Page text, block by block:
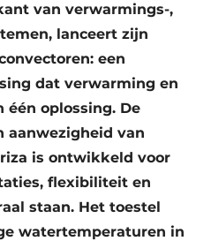
van verwarmings-,
lanceert zijn
een
dat verwarming en
oplossing. De
aanwezigheid van
is ontwikkeld voor
flexibiliteit en
staan. Het toestel
watertemperaturen in